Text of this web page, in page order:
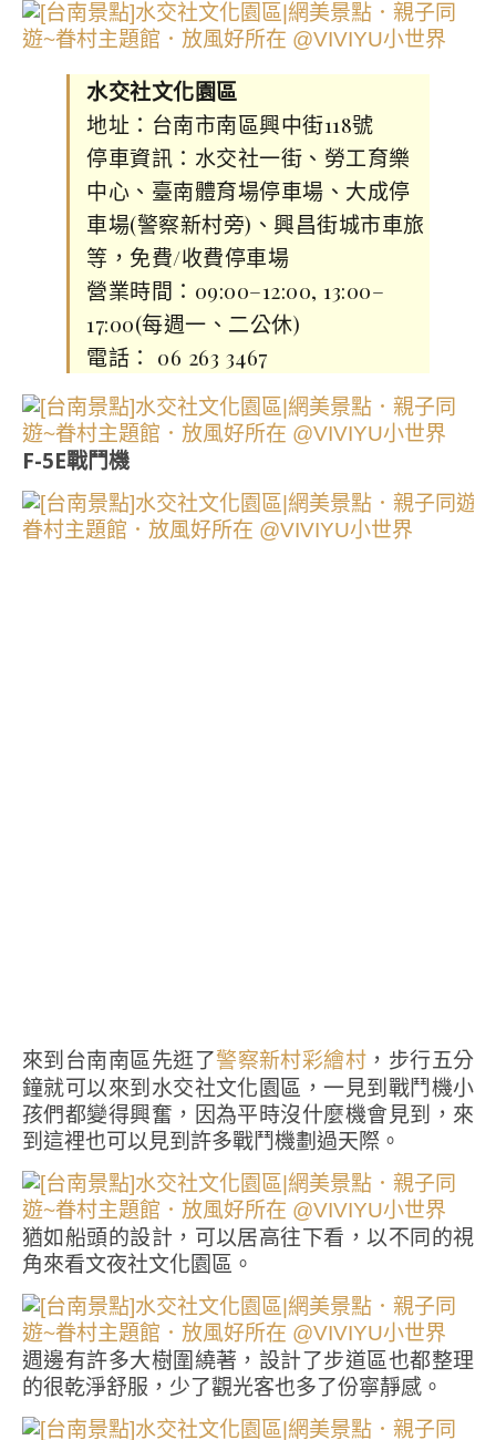
水交社文化園區
地址：台南市南區興中街118號
停車資訊：水交社一街、勞工育樂
中心、臺南體育場停車場、大成停
車場(警察新村旁)、興昌街城市車旅
等，免費/收費停車場
營業時間：09:00–12:00, 13:00–
17:00(每週一、二公休)
電話： 06 263 3467
F-5E戰鬥機
來到台南南區先逛了警察新村彩繪村 ，步行五分
鐘就可以來到水交社文化園區，一見到戰鬥機小
孩們都變得興奮，因為平時沒什麼機會見到，來
到這裡也可以見到許多戰鬥機劃過天際。
猶如船頭的設計，可以居高往下看，以不同的視
角來看文夜社文化園區。
週邊有許多大樹圍繞著，設計了步道區也都整理
的很乾淨舒服，少了觀光客也多了份寧靜感。